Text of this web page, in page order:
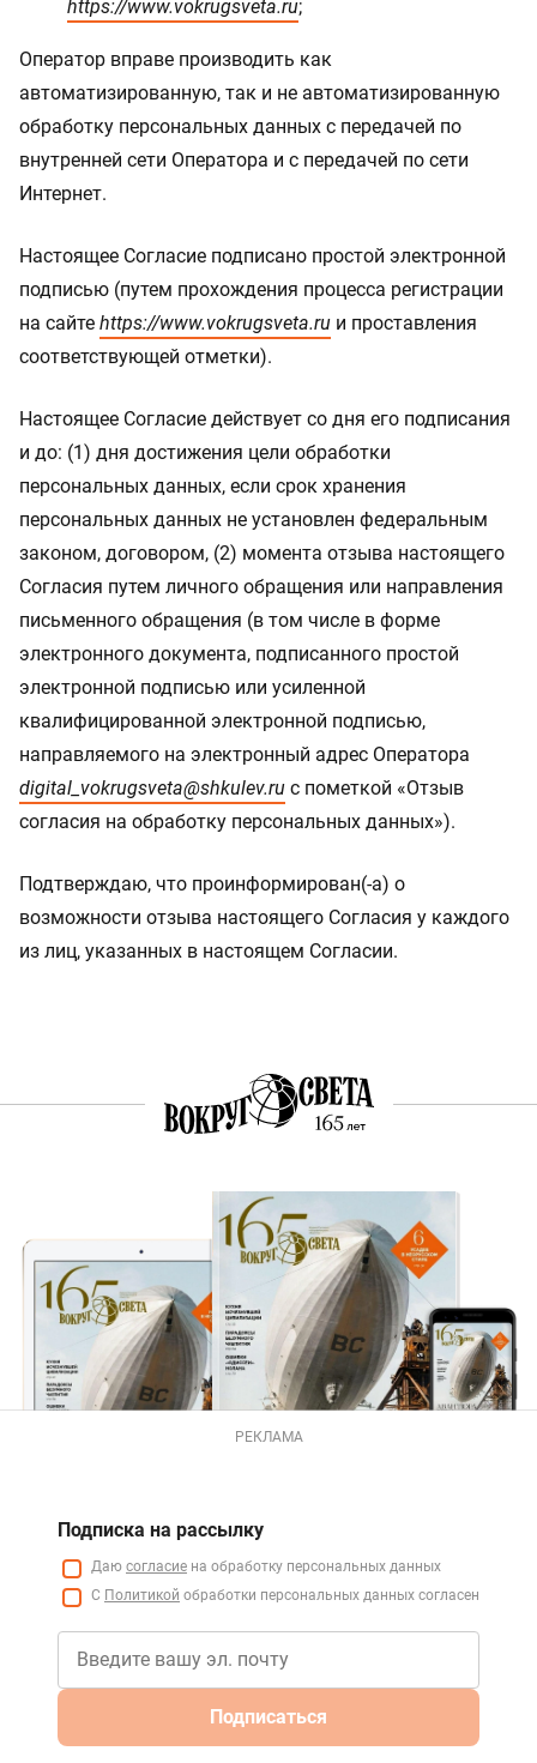
https://www.vokrugsveta.ru;
Оператор вправе производить как
автоматизированную, так и не автоматизированную
обработку персональных данных с передачей по
внутренней сети Оператора и с передачей по сети
Интернет.
Настоящее Согласие подписано простой электронной
подписью (путем прохождения процесса регистрации
на сайте https://www.vokrugsveta.ru и проставления
соответствующей отметки).
Настоящее Согласие действует со дня его подписания
и до: (1) дня достижения цели обработки
персональных данных, если срок хранения
персональных данных не установлен федеральным
законом, договором, (2) момента отзыва настоящего
Согласия путем личного обращения или направления
письменного обращения (в том числе в форме
электронного документа, подписанного простой
электронной подписью или усиленной
квалифицированной электронной подписью,
направляемого на электронный адрес Оператора
digital_vokrugsveta@shkulev.ru с пометкой «Отзыв
согласия на обработку персональных данных»).
Подтверждаю, что проинформирован(-а) о
возможности отзыва настоящего Согласия у каждого
из лиц, указанных в настоящем Согласии.
РЕКЛАМА
Подписка на рассылку
Даю согласие на обработку персональных данных
С Политикой обработки персональных данных согласен
Подписаться